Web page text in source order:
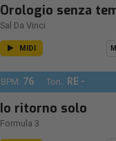
Orologio senza
Sal Da Vinci
MIDI
BPM: 76 Ton.: RE -
Io ritorno solo
Formula 3